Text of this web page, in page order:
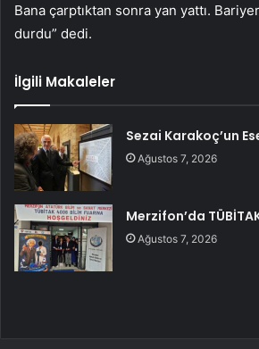
Bana çarptıktan sonra yan yattı.
durdu” dedi.
İlgili Makaleler
Sezai Karakoç’un
Ağustos 7, 2026
Merzifon’da
Ağustos 7, 2026